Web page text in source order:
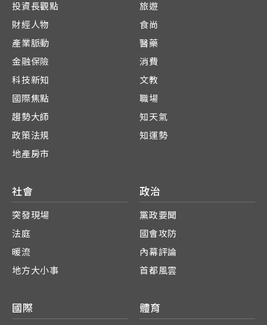
投資長觀點
財經人物
產業脈動
金融保險
科技新知
國際焦點
趨勢大師
政策法規
地產房市
旅遊
食尚
醫藥
消費
文教
職場
知天氣
知運勢
社會
突發現場
法庭
暖流
地方大小事
政治
黨政要聞
國會攻防
內幕評論
首都風雲
國際 體育